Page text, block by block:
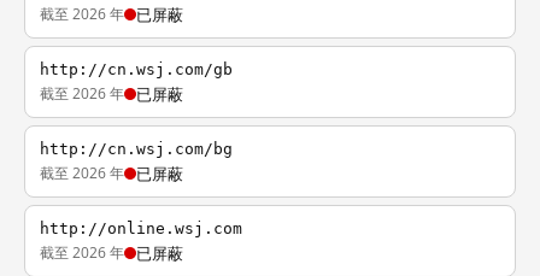
截至 2026 年 已屏蔽
http://cn.wsj.com/gb
截至 2026 年 已屏蔽
http://cn.wsj.com/bg
截至 2026 年 已屏蔽
http://online.wsj.com
截至 2026 年 已屏蔽